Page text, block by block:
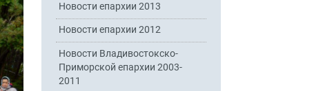
Новости епархии 2013
Новости епархии 2012
Новости Владивостокско-
Приморской епархии 2003-
2011